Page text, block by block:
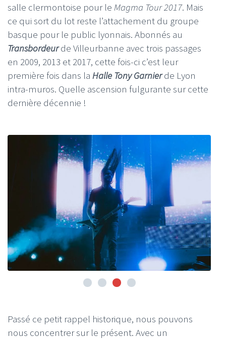
salle clermontoise pour le Magma Tour 2017. Mais
ce qui sort du lot reste l’attachement du groupe
basque pour le public lyonnais. Abonnés au
Transbordeurde Villeurbanne avec trois passages
en 2009, 2013 et 2017, cette fois-ci c’est leur
première fois dans la Halle Tony Garnier de Lyon
intra-muros. Quelle ascension fulgurante sur cette
dernière décennie !
Passé ce petit rappel historique, nous pouvons
nous concentrer sur le présent. Avec un